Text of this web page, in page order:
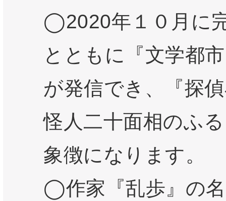
◯2020年１０月に
とともに『文学都
が発信でき、『探
怪人二十面相のふ
象徴になります。
◯作家『乱歩』の